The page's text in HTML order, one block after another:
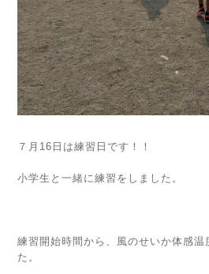
７月16日は練習日です！！
小学生と一緒に練習をしました。
練習開始時間から、風のせいか体感温
た。